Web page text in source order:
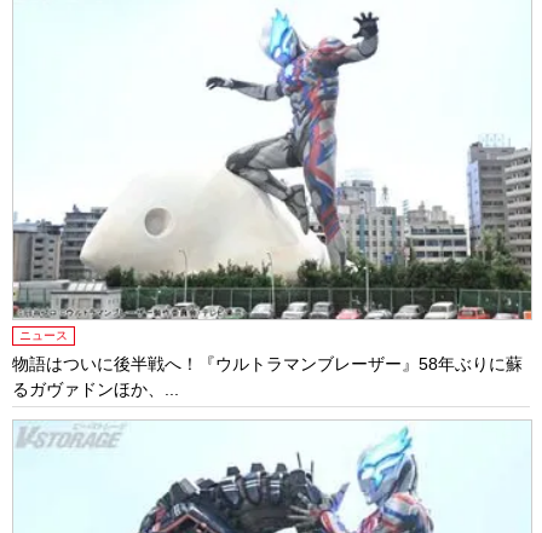
ニュース
物語はついに後半戦へ！『ウルトラマンブレーザー』58年ぶりに蘇
るガヴァドンほか、...